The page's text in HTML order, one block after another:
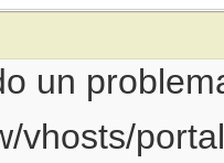
un
vhosts/